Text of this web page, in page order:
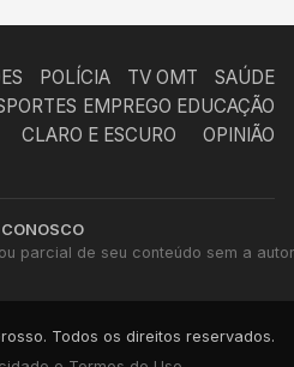
POLÍCIA TV OMT
SAÚDE
EMPREGO EDUCAÇÃO
CLARO E ESCURO
OPINIÃO
CONOSCO
parcial de seu conteúdo sem a
Todos os direitos reservados.